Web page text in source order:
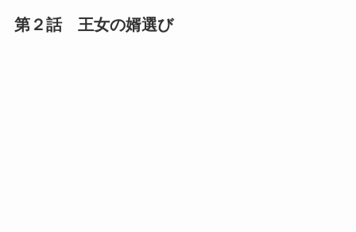
第２話 王女の婿選び